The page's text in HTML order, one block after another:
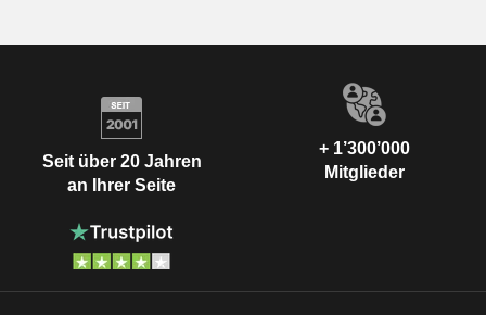
Seit über 20 Jahren
an Ihrer Seite
+ 1’300’000
Mitglieder